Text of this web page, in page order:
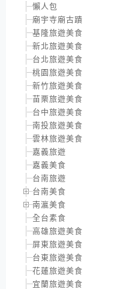
懶人包
廟宇寺廟古蹟
基隆旅遊美食
新北旅遊美食
台北旅遊美食
桃園旅遊美食
新竹旅遊美食
苗栗旅遊美食
台中旅遊美食
南投旅遊美食
雲林旅遊美食
嘉義旅遊
嘉義美食
台南旅遊
台南美食
南瀛美食
全台素食
高雄旅遊美食
屏東旅遊美食
台東旅遊美食
花蓮旅遊美食
宜蘭旅遊美食